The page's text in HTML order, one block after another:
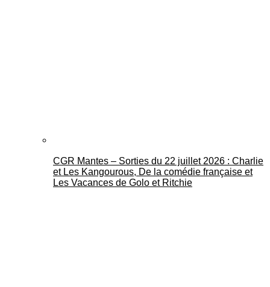
CGR Mantes – Sorties du 22 juillet 2026 : Charlie
et Les Kangourous, De la comédie française et
Les Vacances de Golo et Ritchie